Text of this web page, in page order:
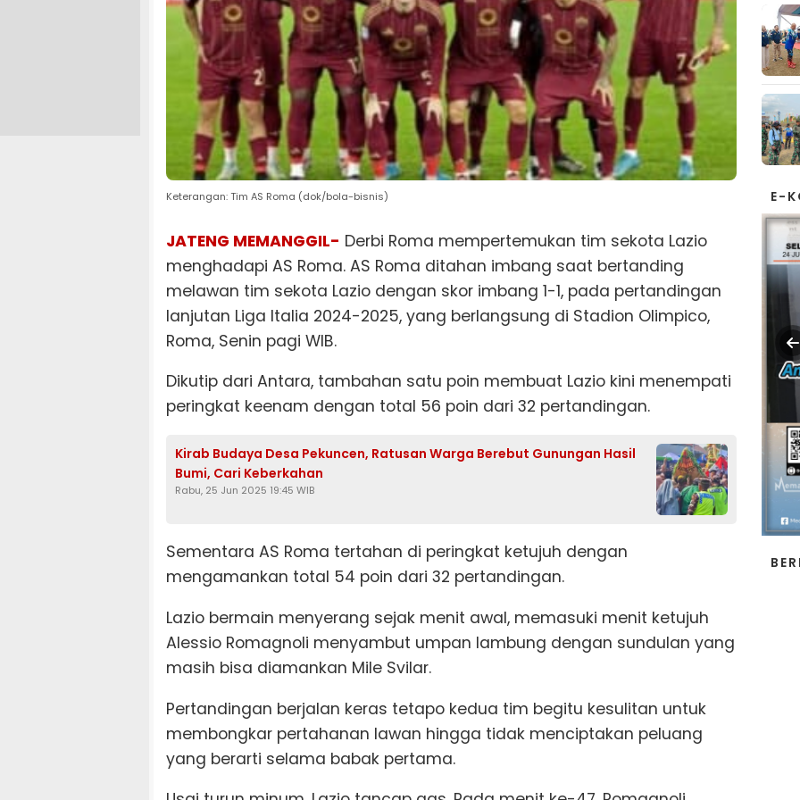
Keterangan: Tim AS Roma (dok/bola-bisnis)
JATENG MEMANGGIL- Derbi Roma mempertemukan tim sekota Lazio
menghadapi AS Roma. AS Roma ditahan imbang saat bertanding
melawan tim sekota Lazio dengan skor imbang 1-1, pada pertandingan
lanjutan Liga Italia 2024-2025, yang berlangsung di Stadion Olimpico,
Roma, Senin pagi WIB.
Dikutip dari Antara, tambahan satu poin membuat Lazio kini menempati
peringkat keenam dengan total 56 poin dari 32 pertandingan.
Kirab Budaya Desa Pekuncen, Ratusan Warga Berebut Gunungan Hasil
Bumi, Cari Keberkahan
Rabu, 25 Jun 2025 19:45 WIB
Sementara AS Roma tertahan di peringkat ketujuh dengan
mengamankan total 54 poin dari 32 pertandingan.
Lazio bermain menyerang sejak menit awal, memasuki menit ketujuh
Alessio Romagnoli menyambut umpan lambung dengan sundulan yang
masih bisa diamankan Mile Svilar.
Pertandingan berjalan keras tetapo kedua tim begitu kesulitan untuk
membongkar pertahanan lawan hingga tidak menciptakan peluang
yang berarti selama babak pertama.
E-